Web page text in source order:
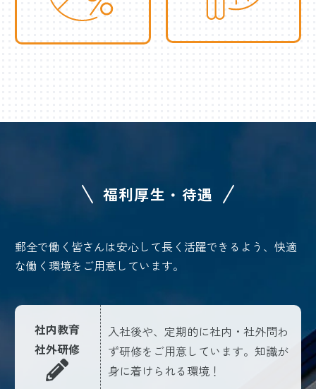
福利厚生・待遇
郵全で働く皆さんは安心して長く活躍できるよう、快適
な働く環境をご用意しています。
社内教育
社外研修
入社後や、定期的に社内・社外問わ
ず研修をご用意しています。知識が
身に着けられる環境！